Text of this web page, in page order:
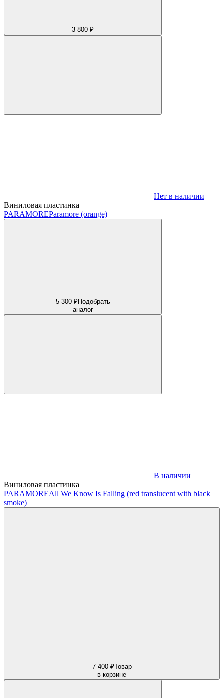
3 800 ₽
Нет в наличии
Виниловая пластинка
PARAMOREParamore (orange)
5 300 ₽Подобрать
аналог
В наличии
Виниловая пластинка
PARAMOREAll We Know Is Falling (red translucent with black
smoke)
7 400 ₽Товар
в корзине